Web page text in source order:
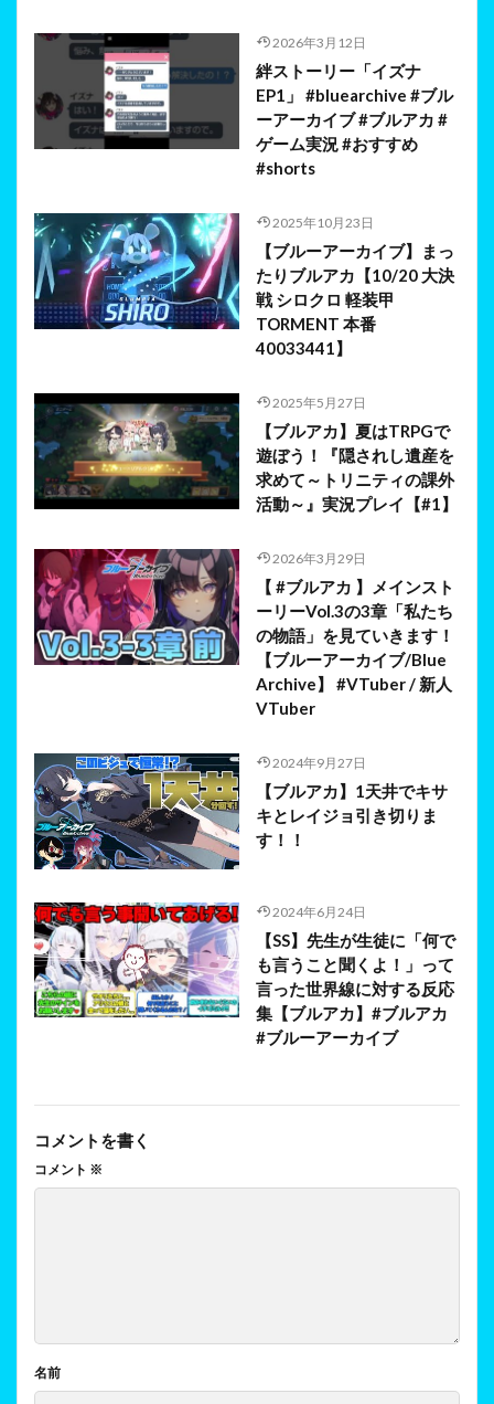
2026年3月12日
絆ストーリー「イズナ
EP1」 #bluearchive #ブル
ーアーカイブ #ブルアカ #
ゲーム実況 #おすすめ
#shorts
2025年10月23日
【ブルーアーカイブ】まっ
たりブルアカ【10/20 大決
戦 シロクロ 軽装甲
TORMENT 本番
40033441】
2025年5月27日
【ブルアカ】夏はTRPGで
遊ぼう！『隠されし遺産を
求めて～トリニティの課外
活動～』実況プレイ【#1】
2026年3月29日
【 #ブルアカ 】メインスト
ーリーVol.3の3章「私たち
の物語」を見ていきます！
【ブルーアーカイブ/Blue
Archive】 #VTuber / 新人
VTuber
2024年9月27日
【ブルアカ】1天井でキサ
キとレイジョ引き切りま
す！！
2024年6月24日
【SS】先生が生徒に「何で
も言うこと聞くよ！」って
言った世界線に対する反応
集【ブルアカ】#ブルアカ
#ブルーアーカイブ
コメントを書く
コメント ※
名前